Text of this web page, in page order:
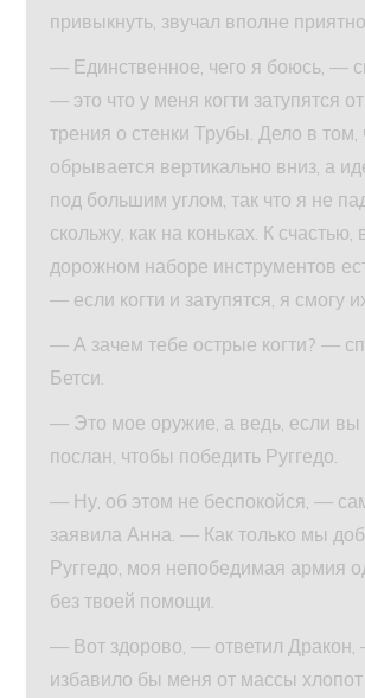
привыкнуть, звучал вполне приятно.
— Единственное, чего я боюсь, —
— это что у меня когти затупятся
трения о стенки Трубы. Дело в том,
обрывается вертикально вниз, а
под большим углом, так что я не
скольжу, как на коньках. К счастью,
дорожном наборе инструментов
— если когти и затупятся, я смогу
— А зачем тебе острые когти? —
Бетси.
— Это мое оружие, а ведь, если вы
послан, чтобы победить Руггедо.
— Ну, об этом не беспокойся, —
заявила Анна. — Как только мы
Руггедо, моя непобедимая армия
без твоей помощи.
— Вот здорово, — ответил Дракон,
избавило бы меня от массы